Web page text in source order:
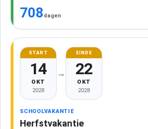
708 dagen
START
14
OKT
2028
→
EINDE
22
OKT
2028
SCHOOLVAKANTIE
Herfstvakantie